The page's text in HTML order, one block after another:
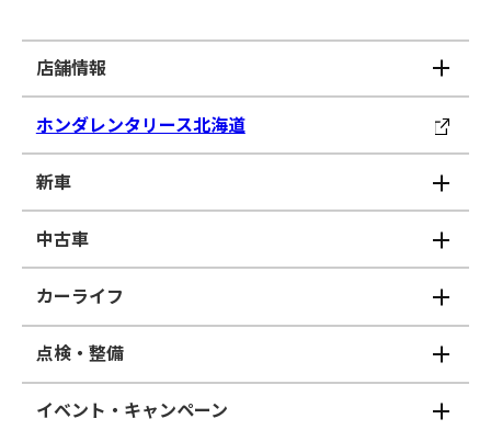
店舗情報
ホンダレンタリース北海道
新車
中古車
カーライフ
点検・整備
イベント・キャンペーン